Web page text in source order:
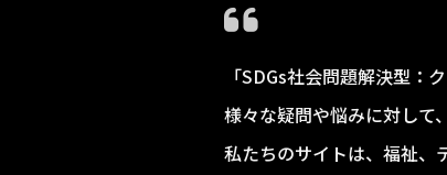
「SDGs社会問題解決型：
様々な疑問や悩みに対して
私たちのサイトは、福祉、